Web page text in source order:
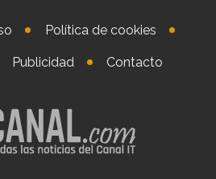
Política de cookies
Publicidad Contacto